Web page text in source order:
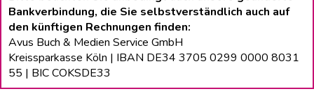
Bankverbindung, die Sie selbstverständlich auch auf
den künftigen Rechnungen finden:
Avus Buch & Medien Service GmbH
Kreissparkasse Köln | IBAN DE34 3705 0299 0000 8031
55 | BIC COKSDE33